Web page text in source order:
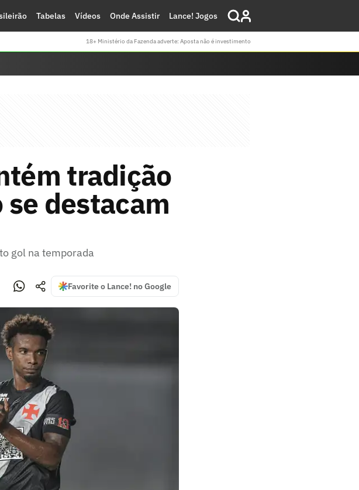
Tabelas Vídeos Onde Assistir Lance! Jogos
18+ Ministério da Fazenda adverte: Aposta não é investimento
tradição
se destacam
gol na temporada
Favorite o Lance! no Google